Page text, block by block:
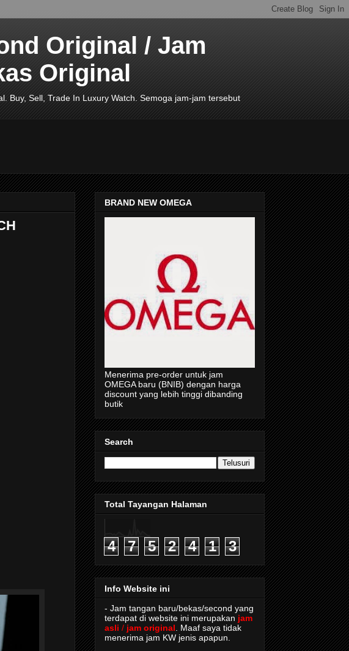
Original / Jam
Original
Buy, Sell, Trade In Luxury Watch. Semoga jam-jam tersebut
BRAND NEW OMEGA
Menerima pre-order untuk jam
OMEGA baru (BNIB) dengan harga
discount yang lebih tinggi dibanding
butik
Search
Total Tayangan Halaman
4 7 5 2 4 1 3
Info Website ini
- Jam tangan baru/bekas/second yang
terdapat di website ini merupakan jam
asli / jam original . Maaf saya tidak
menerima jam KW jenis apapun.